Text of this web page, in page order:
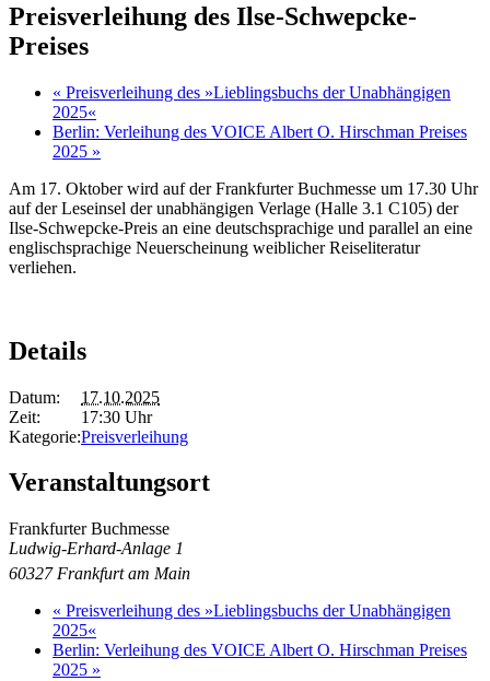
Preisverleihung des Ilse-Schwepcke-
Preises
« Preisverleihung des »Lieblingsbuchs der Unabhängigen
2025«
Berlin: Verleihung des VOICE Albert O. Hirschman Preises
2025 »
Am 17. Oktober wird auf der Frankfurter Buchmesse um 17.30 Uhr
auf der Leseinsel der unabhängigen Verlage (Halle 3.1 C105) der
Ilse-Schwepcke-Preis an eine deutschsprachige und parallel an eine
englischsprachige Neuerscheinung weiblicher Reiseliteratur
verliehen.
Details
Datum:
17.10.2025
Zeit:
17:30 Uhr
Kategorie:Preisverleihung
Veranstaltungsort
Frankfurter Buchmesse
Ludwig-Erhard-Anlage 1
60327 Frankfurt am Main
« Preisverleihung des »Lieblingsbuchs der Unabhängigen
2025«
Berlin: Verleihung des VOICE Albert O. Hirschman Preises
2025 »